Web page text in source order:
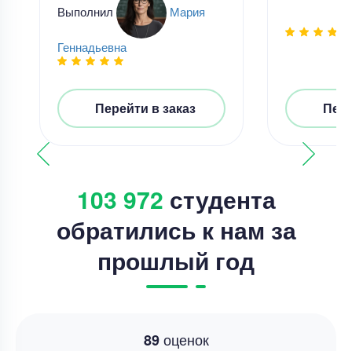
Выполнил Мария
Геннадьевна
Перейти в заказ
103 972 студента
обратились к нам за
прошлый год
89оценок